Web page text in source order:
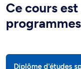
Ce cours
Diplôme d'études